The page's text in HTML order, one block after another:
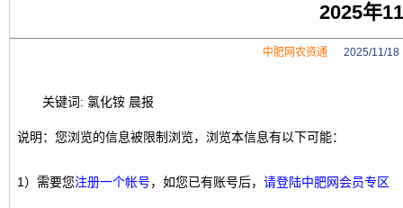
2025年
中肥网农资通2025/11/18
关键词: 氯化铵 晨报
说明：您浏览的信息被限制浏览，浏览本信息有以下可能：
1）需要您注册一个帐号，如您已有账号后， 请登陆中肥网会员专区